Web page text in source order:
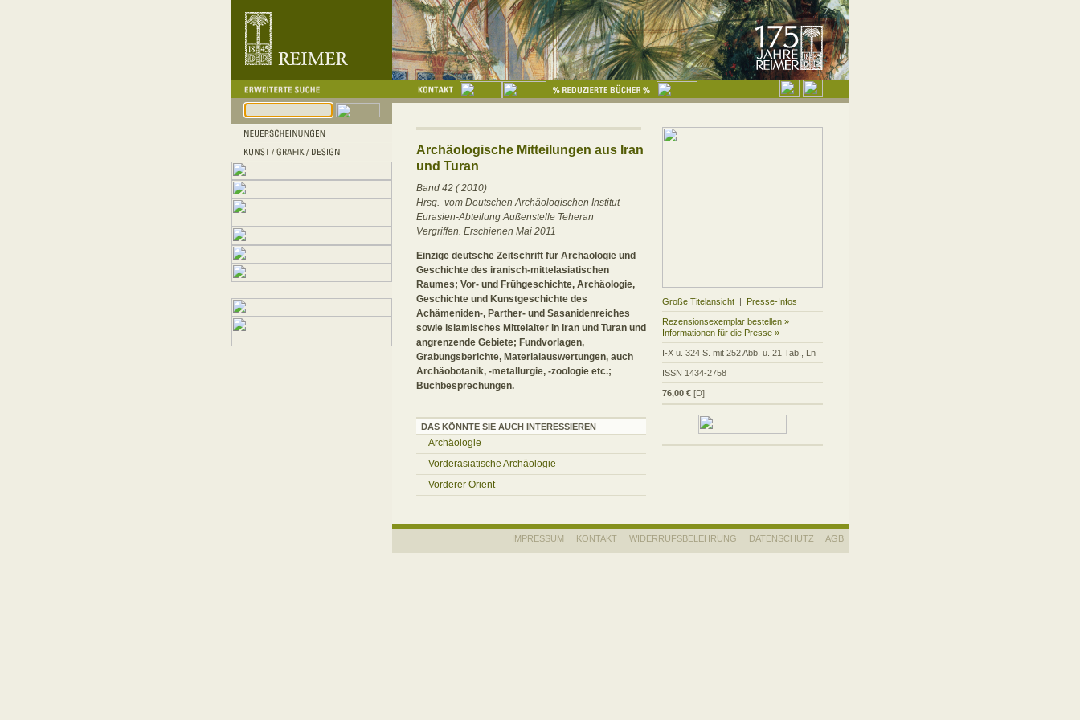
Große Titelansicht | Presse-Infos
Rezensionsexemplar bestellen »
Informationen für die Presse »
I-X u. 324 S. mit 252 Abb. u. 21 Tab., Ln
ISSN 1434-2758
76,00 € [D]
Archäologische Mitteilungen aus Iran
und Turan
Band 42 ( 2010)
Hrsg. vom Deutschen Archäologischen Institut
Eurasien-Abteilung Außenstelle Teheran
Vergriffen. Erschienen Mai 2011
Einzige deutsche Zeitschrift für Archäologie und
Geschichte des iranisch-mittelasiatischen
Raumes; Vor- und Frühgeschichte, Archäologie,
Geschichte und Kunstgeschichte des
Achämeniden-, Parther- und Sasanidenreiches
sowie islamisches Mittelalter in Iran und Turan und
angrenzende Gebiete; Fundvorlagen,
Grabungsberichte, Materialauswertungen, auch
Archäobotanik, -metallurgie, -zoologie etc.;
Buchbesprechungen.
DAS KÖNNTE SIE AUCH INTERESSIEREN
Archäologie
Vorderasiatische Archäologie
Vorderer Orient
IMPRESSUM KONTAKT WIDERRUFSBELEHRUNG DATENSCHUTZ AGB